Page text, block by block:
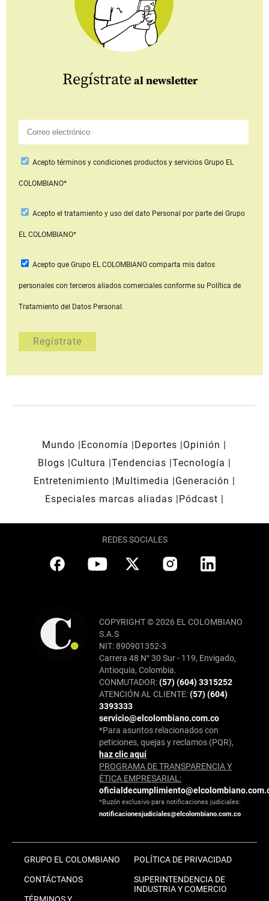
Regístrate al newsletter
Aceptotérminos y condiciones productos y serviciosGrupo EL
COLOMBIANO*
Acepto el tratamiento y uso del dato Personal por parte del Grupo
EL COLOMBIANO*
Acepto que Grupo EL COLOMBIANOcomparta mis datos
personales con terceros aliados comerciales conforme su Política de
Tratamiento del Datos Personal.
Mundo Economía Deportes
Opinión
Blogs
Cultura Tendencias Tecnología
Entretenimiento
Multimedia
Generación
Especiales marcas aliadas
Pódcast
REDES SOCIALES
COPYRIGHT © 2026 EL COLOMBIANO
S.A.S
NIT: 890901352-3
Carrera 48 N° 30 Sur - 119, Envigado,
Antioquia, Colombia.
CONMUTADOR:(57) (604) 3315252
ATENCIÓN AL CLIENTE:(57) (604)
3393333
servicio@elcolombiano.com.co
*Para asuntos relacionados con
peticiones, quejas y reclamos (PQR),
haz clic aquí
PROGRAMA DE TRANSPARENCIA Y
ÉTICA EMPRESARIAL:
*Buzón exclusivo para notificaciones judiciales:
notificacionesjudiciales@elcolombiano.com.co
GRUPO EL COLOMBIANO
CONTÁCTANOS
POLÍTICA DE PRIVACIDAD
SUPERINTENDENCIA DE
INDUSTRIA Y COMERCIO